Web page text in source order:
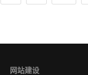
网站建设